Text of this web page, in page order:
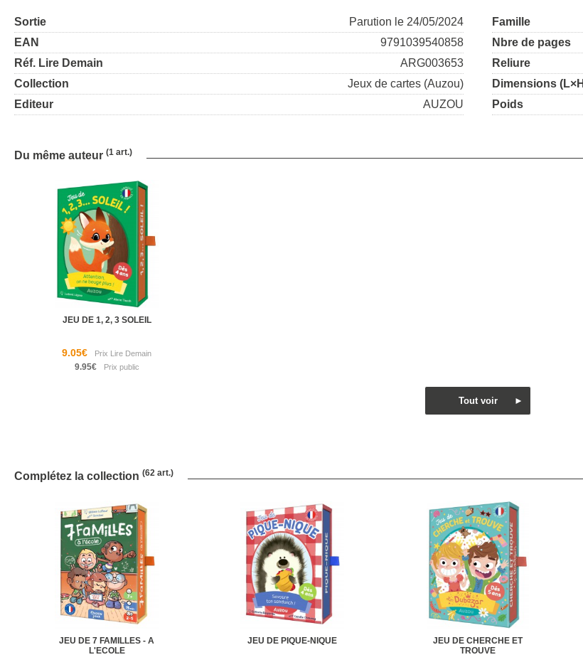
Sortie
Parution le 24/05/2024
EAN
9791039540858
Réf. Lire Demain
ARG003653
Collection
Jeux de cartes (Auzou)
Editeur
AUZOU
Famille
Nbre de pages
Reliure
Dimensions
Poids
Du même auteur (1 art.)
JEU DE 1, 2, 3 SOLEIL
9.05€
9.95€
Complétez la collection (62 art.)
JEU DE 7 FAMILLES - A
L'ECOLE
JEU DE PIQUE-NIQUE
JEU DE CHERCHE ET
TROUVE